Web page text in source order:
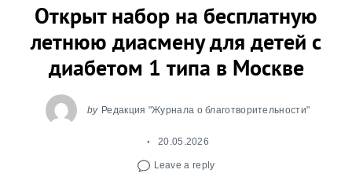
Открыт набор на бесплатную
летнюю диасмену для детей с
диабетом 1 типа в Москве
by Редакция "Журнала о благотворительности"
20.05.2026
Leave a reply